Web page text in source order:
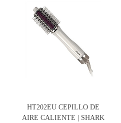
HT202EU CEPILLO DE
AIRE CALIENTE | SHARK